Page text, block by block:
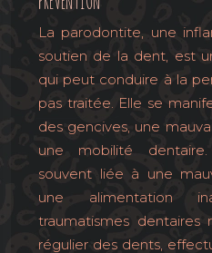
La parodontite, une
soutien de la dent, est
qui peut conduire à la
pas traitée. Elle se
des gencives, une
une mobilité
souvent liée à une
une alimentation
traumatismes
régulier des dents,